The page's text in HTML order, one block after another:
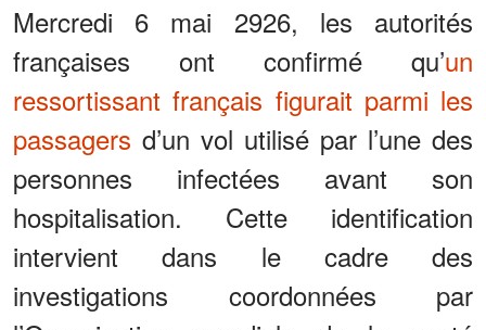
Mercredi 6 mai 2926, les autorités
françaises ont confirmé qu’un
ressortissant français figurait parmi les
passagers d’un vol utilisé par l’une des
personnes infectées avant son
hospitalisation. Cette identification
intervient dans le cadre des
investigations coordonnées par